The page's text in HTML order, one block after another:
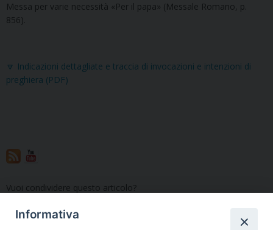
Messa per varie necessità «Per il papa» (Messale Romano, p.
856).
🔽 Indicazioni dettagliate e traccia di invocazioni e intenzioni di
preghiera (PDF)
Vuoi condividere questo articolo?
Informativa